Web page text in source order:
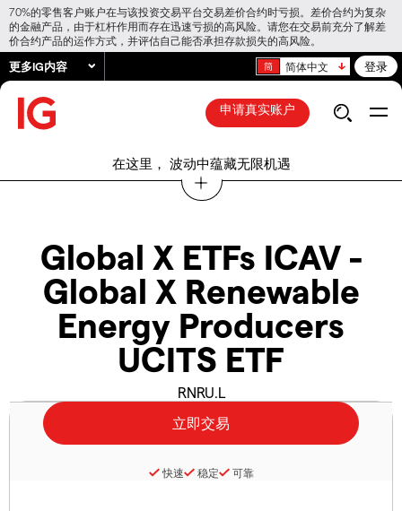
70%的零售客户账户在与该投资交易平台交易差价合约时亏损。差价合约为复杂
的金融产品，由于杠杆作用而存在迅速亏损的高风险。请您在交易前充分了解差
价合约产品的运作方式，并评估自己能否承担存款损失的高风险。
更多IG内容 简体中文 登录
申请真实账户
在这里， 波动中蕴藏无限机遇
Global X ETFs ICAV -
Global X Renewable
Energy Producers
UCITS ETF
RNRU.L
快速 稳定 可靠